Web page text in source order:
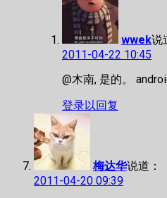
wwek说
2011-04-22 10:45
@木南, 是的。
登录以回复
梅达华说道：
2011-04-20 09:39